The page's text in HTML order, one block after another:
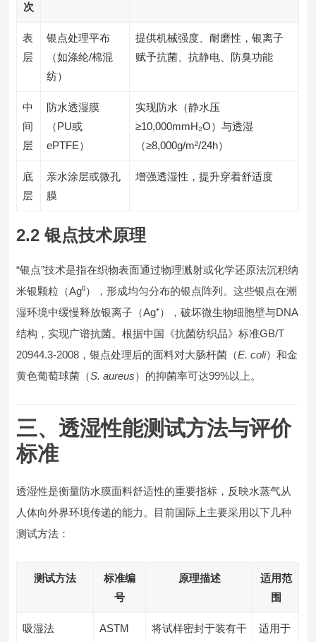
次
表
层
银点处理平布
（如涤纶/棉混
纺）
提供机械强度、耐磨性，银离子
赋予抗菌、抗静电、防臭功能
中
间
层
防水透湿膜
（PU或
ePTFE）
实现防水（静水压
≥10,000mmH₂O）与透湿
（≥8,000g/m²/24h）
底
层
亲水涂层或微孔
膜
增强透湿性，提升穿着舒适度
2.2 银点技术原理
“银点”技术是指在织物表面通过物理溅射或化学还原法沉积纳
米银颗粒（Ag⁰），形成均匀分布的银点阵列。这些银点在潮
湿环境中缓慢释放银离子（Ag⁺），破坏微生物细胞壁与DNA
结构，实现广谱抗菌。根据中国《抗菌纺织品》标准GB/T
20944.3-2008，银点处理后的面料对大肠杆菌（E. coli）和金
黄色葡萄球菌（S. aureus）的抑菌率可达99%以上。
三、透湿性能测试方法与评价
标准
透湿性是衡量防水膜面料舒适性的重要指标，反映水蒸气从
人体向外界环境传递的能力。目前国际上主要采用以下几种
测试方法：
测试方法
标准编
号
原理描述
适用范
围
吸湿法
ASTM
将试样密封于装有干
适用于